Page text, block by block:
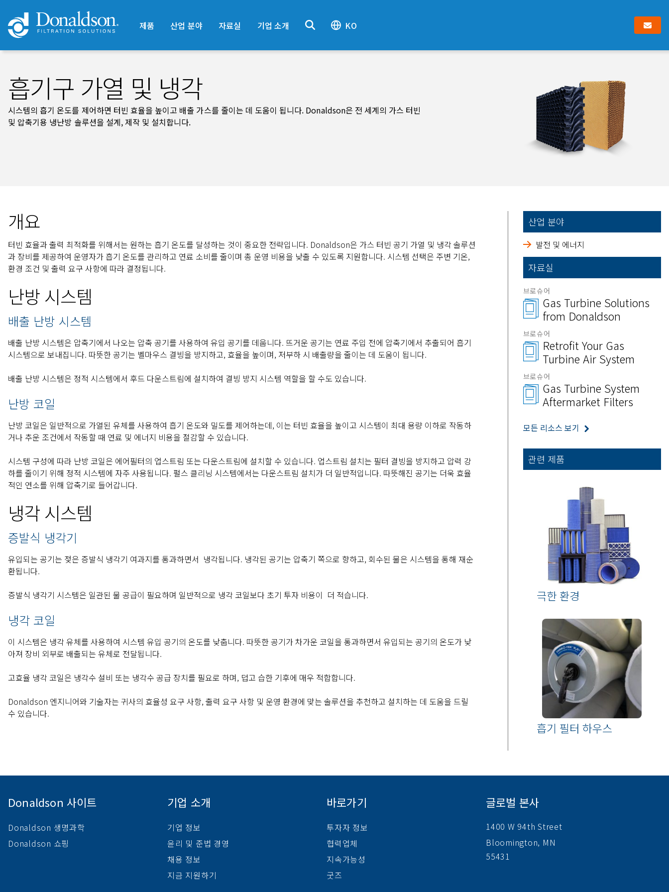
제품 산업 분야 자료실 기업 소개 KO
흡기구 가열 및 냉각
시스템의 흡기 온도를 제어하면 터빈 효율을 높이고 배출 가스를 줄이는 데 도움이 됩니다. Donaldson은 전 세계의 가스 터빈
및 압축기용 냉난방 솔루션을 설계, 제작 및 설치합니다.
개요
터빈 효율과 출력 최적화를 위해서는 원하는 흡기 온도를 달성하는 것이 중요한 전략입니다. Donaldson은 가스 터빈 공기 가열 및 냉각 솔루션
과 장비를 제공하여 운영자가 흡기 온도를 관리하고 연료 소비를 줄이며 총 운영 비용을 낮출 수 있도록 지원합니다. 시스템 선택은 주변 기온,
환경 조건 및 출력 요구 사항에 따라 결정됩니다.
난방 시스템
배출 난방 시스템
배출 난방 시스템은 압축기에서 나오는 압축 공기를 사용하여 유입 공기를 데웁니다. 뜨거운 공기는 연료 주입 전에 압축기에서 추출되어 흡기
시스템으로 보내집니다. 따뜻한 공기는 벨마우스 결빙을 방지하고, 효율을 높이며, 저부하 시 배출량을 줄이는 데 도움이 됩니다.
배출 난방 시스템은 정적 시스템에서 후드 다운스트림에 설치하여 결빙 방지 시스템 역할을 할 수도 있습니다.
난방 코일
난방 코일은 일반적으로 가열된 유체를 사용하여 흡기 온도와 밀도를 제어하는데, 이는 터빈 효율을 높이고 시스템이 최대 용량 이하로 작동하
거나 추운 조건에서 작동할 때 연료 및 에너지 비용을 절감할 수 있습니다.
시스템 구성에 따라 난방 코일은 에어필터의 업스트림 또는 다운스트림에 설치할 수 있습니다. 업스트림 설치는 필터 결빙을 방지하고 압력 강
하를 줄이기 위해 정적 시스템에 자주 사용됩니다. 펄스 클리닝 시스템에서는 다운스트림 설치가 더 일반적입니다. 따뜻해진 공기는 더욱 효율
적인 연소를 위해 압축기로 들어갑니다.
냉각 시스템
증발식 냉각기
유입되는 공기는 젖은 증발식 냉각기 여과지를 통과하면서 냉각됩니다. 냉각된 공기는 압축기 쪽으로 향하고, 회수된 물은 시스템을 통해 재순
환됩니다.
증발식 냉각기 시스템은 일관된 물 공급이 필요하며 일반적으로 냉각 코일보다 초기 투자 비용이 더 적습니다.
냉각 코일
이 시스템은 냉각 유체를 사용하여 시스템 유입 공기의 온도를 낮춥니다. 따뜻한 공기가 차가운 코일을 통과하면서 유입되는 공기의 온도가 낮
아져 장비 외부로 배출되는 유체로 전달됩니다.
고효율 냉각 코일은 냉각수 설비 또는 냉각수 공급 장치를 필요로 하며, 덥고 습한 기후에 매우 적합합니다.
Donaldson 엔지니어와 기술자는 귀사의 효율성 요구 사항, 출력 요구 사항 및 운영 환경에 맞는 솔루션을 추천하고 설치하는 데 도움을 드릴
수 있습니다.
산업 분야
발전 및 에너지
자료실
브로슈어
Gas Turbine Solutions
from Donaldson
브로슈어
Retrofit Your Gas
Turbine Air System
브로슈어
Gas Turbine System
Aftermarket Filters
모든 리소스 보기
관련 제품
극한 환경
흡기 필터 하우스
Donaldson 사이트
Donaldson 생명과학
Donaldson 쇼핑
기업 소개
기업 정보
윤리 및 준법 경영
채용 정보
지금 지원하기
바로가기
투자자 정보
협력업체
지속가능성
굿즈
글로벌 본사
1400 W 94th Street
Bloomington, MN
55431